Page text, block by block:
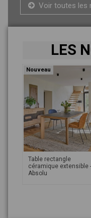
Voir toutes les
LES
Nouveau
Table rectangle
céramique extensible -
Absolu